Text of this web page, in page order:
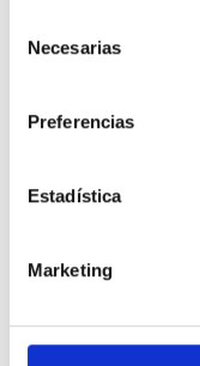
Necesarias
Preferencias
Estadística
Marketing
necesidades y
parten todos
elaboramos un
como quedará
de Montecarmelo